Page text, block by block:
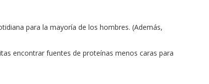
para la mayoría de los hombres. (Además,
encontrar fuentes de proteínas menos caras para